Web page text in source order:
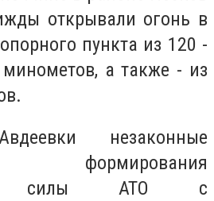
открывали огонь в
пункта из 120 -
а также - из
незаконные
формирования
силы АТО с